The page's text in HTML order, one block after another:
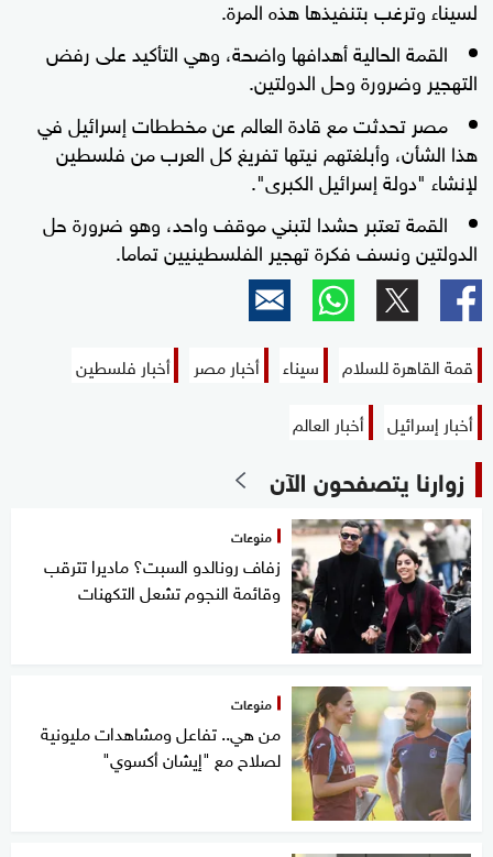
لسيناء وترغب بتنفيذها هذه المرة.
القمة الحالية أهدافها واضحة، وهي التأكيد على رفض
التهجير وضرورة وحل الدولتين.
مصر تحدثت مع قادة العالم عن مخططات إسرائيل في
هذا الشأن، وأبلغتهم نيتها تفريغ كل العرب من فلسطين
لإنشاء "دولة إسرائيل الكبرى".
القمة تعتبر حشدا لتبني موقف واحد، وهو ضرورة حل
الدولتين ونسف فكرة تهجير الفلسطينيين تماما.
قمة القاهرة للسلام سيناء أخبار مصر
أخبار فلسطين
أخبار إسرائيل
أخبار العالم
زوارنا يتصفحون الآن
منوعات
زفاف رونالدو السبت؟ ماديرا تترقب
وقائمة النجوم تشعل التكهنات
منوعات
من هي.. تفاعل ومشاهدات مليونية
لصلاح مع "إيشان أكسوي"